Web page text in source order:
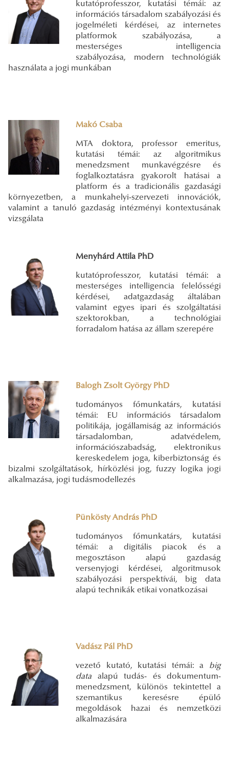
kutatóprofesszor, kutatási témái: az
információs társadalom szabályozási és
jogelméleti kérdései, az internetes
platformok szabályozása, a
mesterséges intelligencia
szabályozása, modern technológiák
használata a jogi munkában
Makó Csaba
MTA doktora, professor emeritus,
kutatási témái: az algoritmikus
menedzsment munkavégzésre és
foglalkoztatásra gyakorolt hatásai a
platform és a tradicionális gazdasági
környezetben, a munkahelyi-szervezeti innovációk,
valamint a tanuló gazdaság intézményi kontextusának
vizsgálata
Menyhárd Attila PhD
kutatóprofesszor, kutatási témái: a
mesterséges intelligencia felelősségi
kérdései, adatgazdaság általában
valamint egyes ipari és szolgáltatási
szektorokban, a technológiai
forradalom hatása az állam szerepére
Balogh Zsolt György PhD
tudományos főmunkatárs, kutatási
témái: EU információs társadalom
politikája, jogállamiság az információs
társadalomban, adatvédelem,
információszabadság, elektronikus
kereskedelem joga, kiberbiztonság és
bizalmi szolgáltatások, hírközlési jog, fuzzy logika jogi
alkalmazása, jogi tudásmodellezés
Pünkösty András PhD
tudományos főmunkatárs, kutatási
témái: a digitális piacok és a
megosztáson alapú gazdaság
versenyjogi kérdései, algoritmusok
szabályozási perspektívái, big data
alapú technikák etikai vonatkozásai
Vadász Pál PhD
vezető kutató, kutatási témái: a big
data alapú tudás- és dokumentum-
menedzsment, különös tekintettel a
szemantikus keresésre épülő
megoldások hazai és nemzetközi
alkalmazására